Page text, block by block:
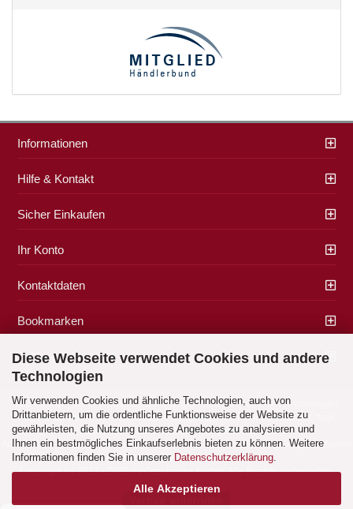
Diese Webseite verwendet Cookies und andere
Technologien
Wir verwenden Cookies und ähnliche Technologien, auch von
Drittanbietern, um die ordentliche Funktionsweise der Website zu
gewährleisten, die Nutzung unseres Angebotes zu analysieren und
Ihnen ein bestmögliches Einkaufserlebnis bieten zu können. Weitere
Informationen finden Sie in unserer Datenschutzerklärung.
Alle Akzeptieren
Informationen
Hilfe & Kontakt
Sicher Einkaufen
Ihr Konto
Kontaktdaten
Bookmarken
Zahlung & Versand
Impressum|AGB|Datenschutz|Widerrufsrecht| Cookie Einstellungen
Alle Preise verstehen sich inklusive der gesetzlichen Mehrwertsteuer, zzgl.
Versandkostensoweit nicht anders gekennzeichnet.
Alle Marken- und Produktbeschreibungen sind Marken oder eingetragene Marken
der entsprechenden Eigentümer.
Copyright (c) 2017 - 2026 by Geschenke Korber. Alle Rechte vorbehalten.